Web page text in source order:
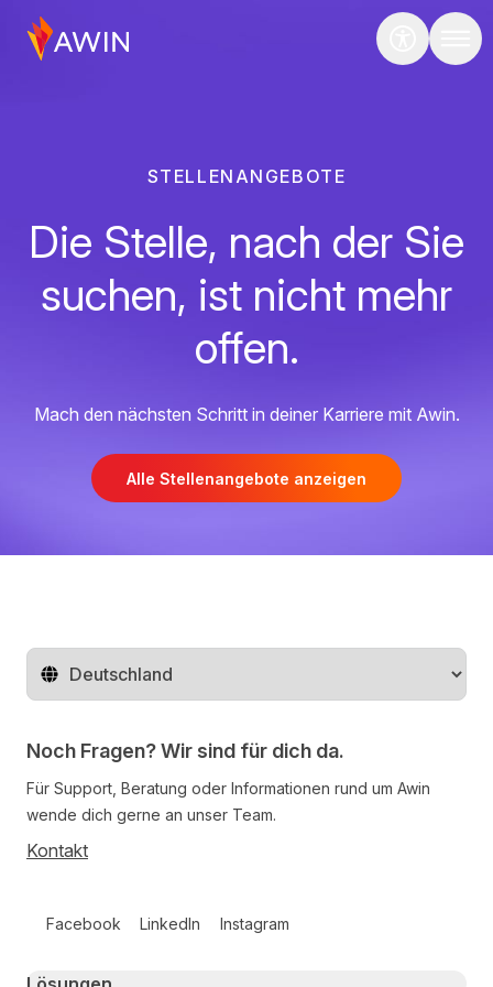
STELLENANGEBOTE
Die Stelle, nach der Sie
suchen, ist nicht mehr
offen.
Mach den nächsten Schritt in deiner Karriere mit Awin.
Alle Stellenangebote anzeigen
Region ändern
Noch Fragen? Wir sind für dich da.
Für Support, Beratung oder Informationen rund um Awin
wende dich gerne an unser Team.
Kontakt
Facebook LinkedIn Instagram
Primary footer navigation